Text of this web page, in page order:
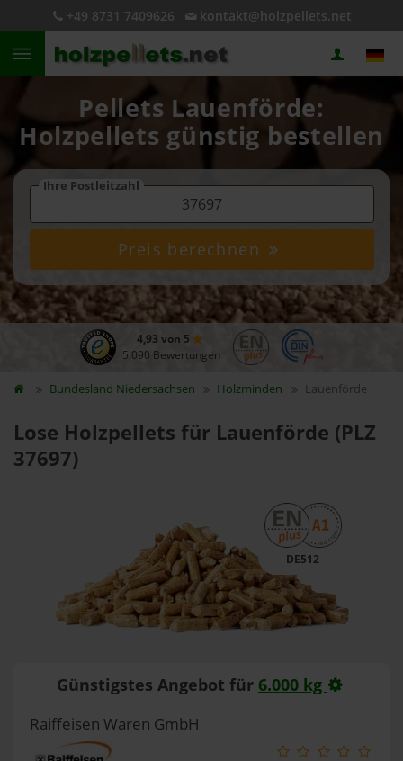
+49 8731 7409626 kontakt@holzpellets.net
Pellets Lauenförde:
Holzpellets günstig bestellen
Ihre Postleitzahl
Preis berechnen
4,93 von 5
5.090 Bewertungen
Bundesland Niedersachsen Holzminden Lauenförde
Lose Holzpellets für Lauenförde (PLZ
37697)
DE512
Günstigstes Angebot für 6.000 kg
Raiffeisen Waren GmbH